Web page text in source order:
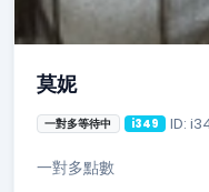
莫妮
一對多等待中 i349 ID:
一對多點數